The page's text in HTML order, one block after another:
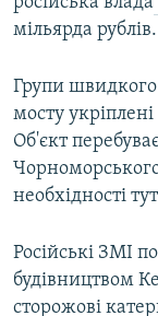
мільярда рублів.
Групи
мосту
Об'єкт
Чорноморського
необхідності
Російські ЗМІ
будівництвом
сторожові